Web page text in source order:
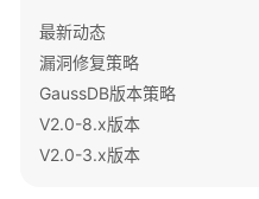
程
SQL
调
优
最新动态
漏洞修复策略
GaussDB版本策略
V2.0-8.x版本
V2.0-3.x版本